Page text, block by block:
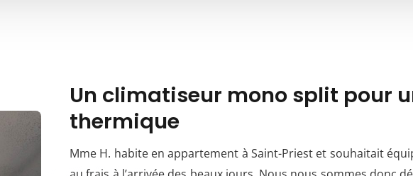
Un climatiseur mono split pour
thermique
Mme H. habite en appartement à Saint-Priest et souhaitait